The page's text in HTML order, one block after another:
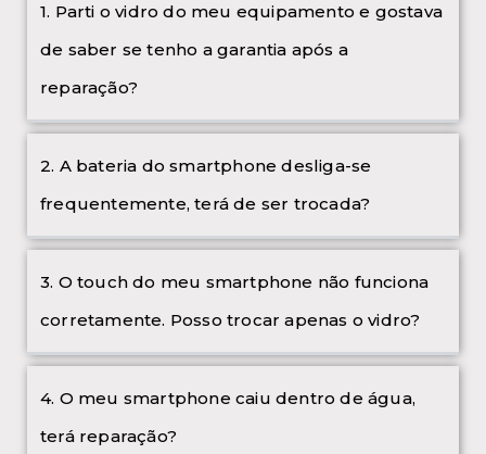
1. Parti o vidro do meu equipamento e gostava
de saber se tenho a garantia após a
reparação?
2. A bateria do smartphone desliga-se
frequentemente, terá de ser trocada?
3. O touch do meu smartphone não funciona
corretamente. Posso trocar apenas o vidro?
4. O meu smartphone caiu dentro de água,
terá reparação?